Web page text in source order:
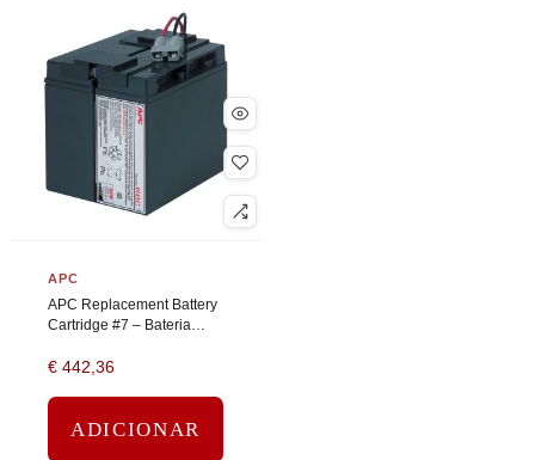
APC
APC Replacement Battery
Cartridge #7 – Bateria
de chumbo – preto
€ 442,36
ADICIONAR